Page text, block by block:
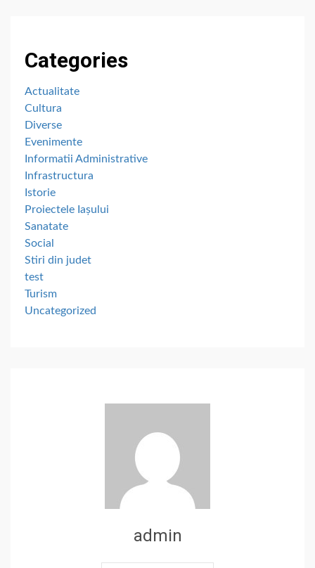
Categories
Actualitate
Cultura
Diverse
Evenimente
Informatii Administrative
Infrastructura
Istorie
Proiectele Iașului
Sanatate
Social
Stiri din judet
test
Turism
Uncategorized
admin